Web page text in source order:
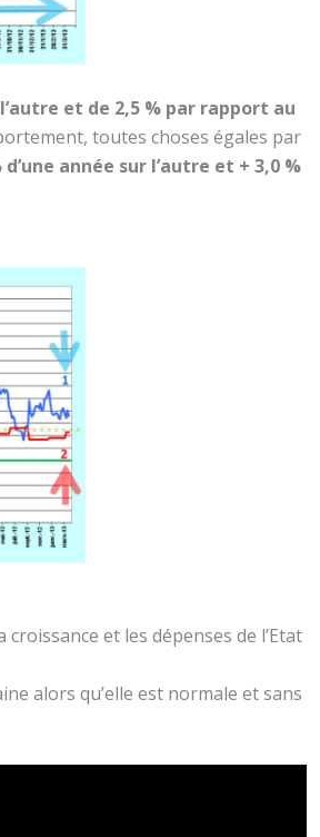
et de 2,5 % par rapport au
toutes choses égales par
d’une année sur l’autre et + 3,0 %
et les dépenses de l’Etat
alors qu’elle est normale et sans